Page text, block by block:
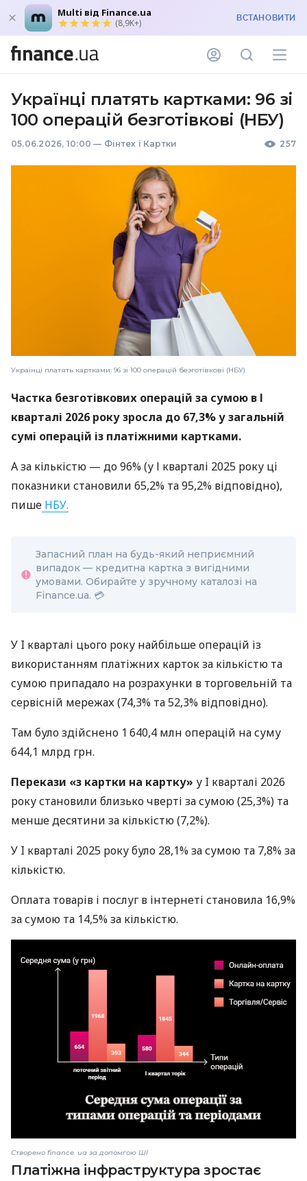
Multi від Finance.ua
(8,9K+) ВСТАНОВИТИ
Українці платять картками: 96 зі
100 операцій безготівкові (НБУ)
05.06.2026, 10:00 — Фінтех і Картки 257
Українці платять картками: 96 зі 100 операцій безготівкові (НБУ)
Частка безготівкових операцій за сумою в І
кварталі 2026 року зросла до 67,3% у загальній
сумі операцій із платіжними картками.
А за кількістю — до 96% (у І кварталі 2025 року ці
показники становили 65,2% та 95,2% відповідно),
пише НБУ.
Запасний план на будь-який неприємний
випадок — кредитна картка з вигідними
умовами. Обирайте у зручному каталозі на
Finance.ua. 💳
У I кварталі цього року найбільше операцій із
використанням платіжних карток за кількістю та
сумою припадало на розрахунки в торговельній та
сервісній мережах (74,3% та 52,3% відповідно).
Там було здійснено 1 640,4 млн операцій на суму
644,1 млрд грн.
Перекази «з картки на картку» у I кварталі 2026
року становили близько чверті за сумою (25,3%) та
менше десятини за кількістю (7,2%).
У I кварталі 2025 року було 28,1% за сумою та 7,8% за
кількістю.
Оплата товарів і послуг в інтернеті становила 16,9%
за сумою та 14,5% за кількістю.
Створено finance. uа за допомгою ШІ
Платіжна інфраструктура зростає